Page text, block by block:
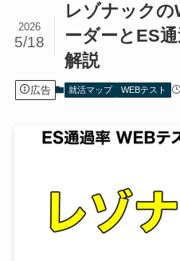
レゾナック
ーダーとES
解説
2026
5/18
広告 就活マップ WEBテスト